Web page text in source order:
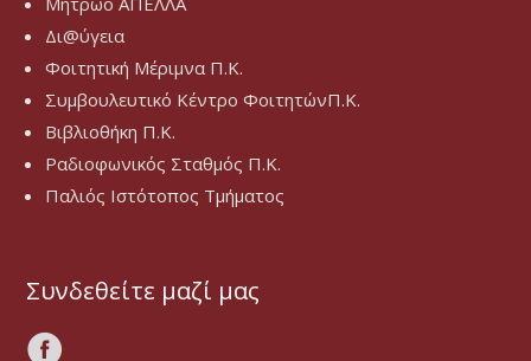
Δι@ύγεια
Φοιτητική Μέριμνα Π.Κ.
Συμβουλευτικό Κέντρο ΦοιτητώνΠ.Κ.
Βιβλιοθήκη Π.Κ.
Ραδιοφωνικός Σταθμός Π.Κ.
Παλιός Ιστότοπος Τμήματος
Συνδεθείτε μαζί μας